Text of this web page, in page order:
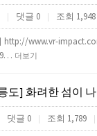
| 댓글 0 | 조회 1,948
www.vr-
더보기
도] 화려한 섬이
댓글 0 | 조회 1,789 |